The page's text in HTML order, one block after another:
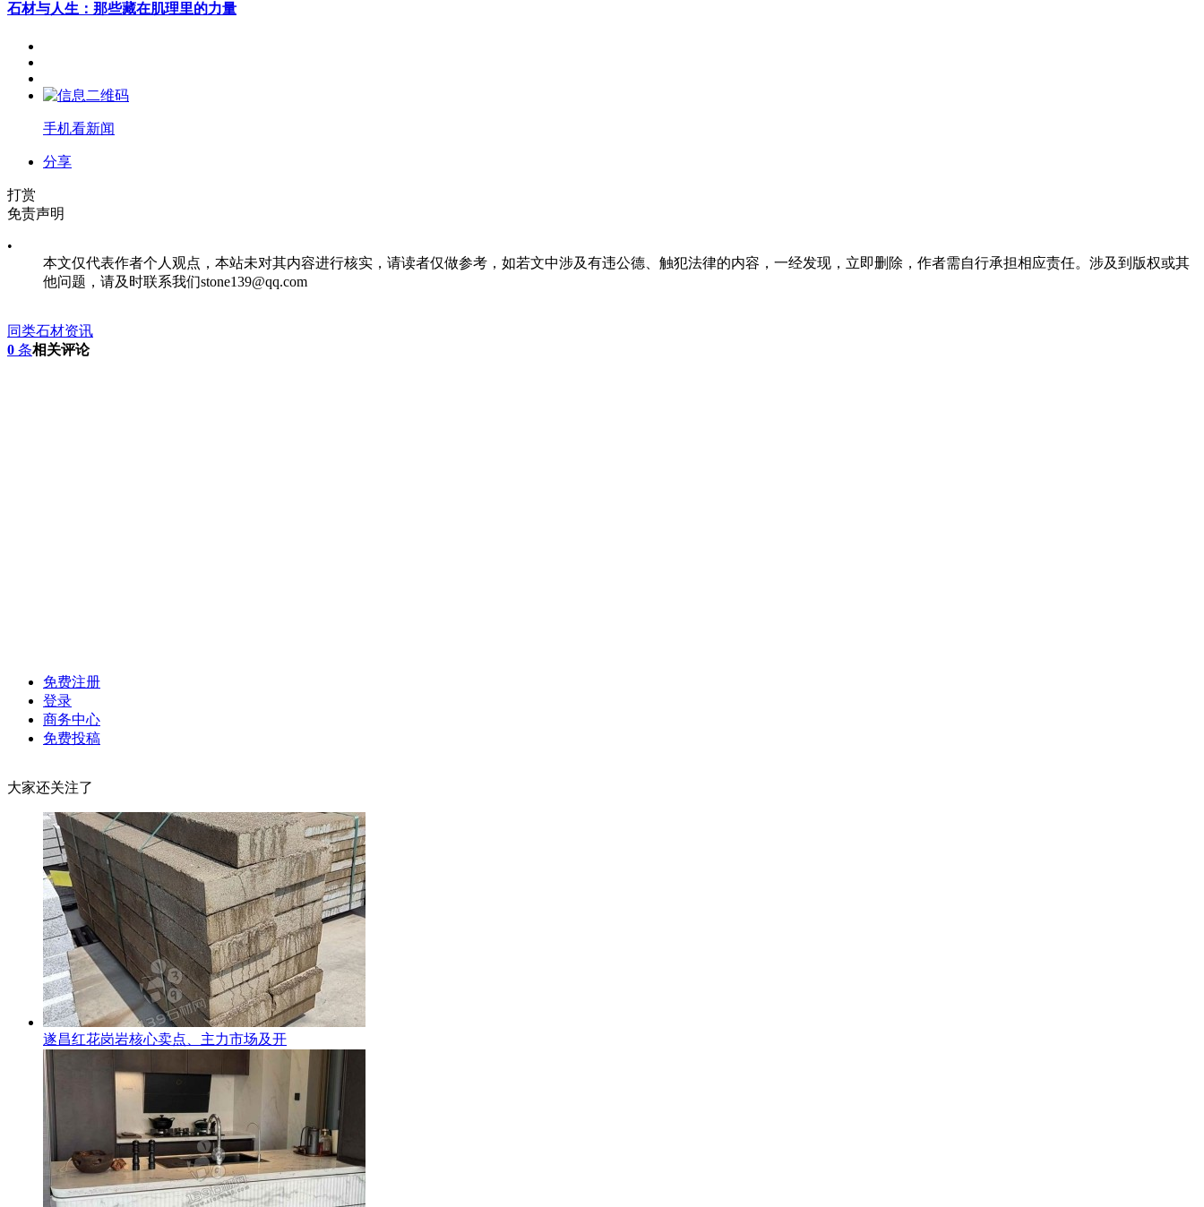
石材与人生：那些藏在肌理里的力量
手机看新闻
分享
打赏
免责声明
•
本文仅代表作者个人观点，本站未对其内容进行核实，请读者仅做参考，如若文中涉及有违公德、触犯法律的内容，一经发现，立即删除，作者需自行承担相应责任。涉及到版权或其
他问题，请及时联系我们stone139@qq.com
同类石材资讯
0 条相关评论
免费注册
登录
商务中心
免费投稿
大家还关注了
遂昌红花岗岩核心卖点、主力市场及开